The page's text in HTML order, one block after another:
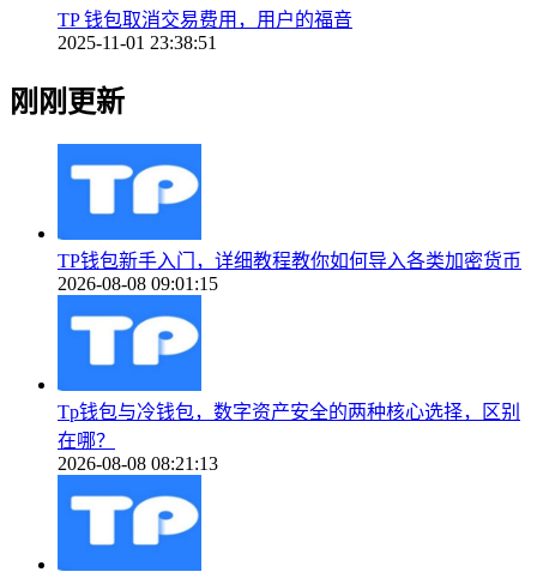
TP 钱包取消交易费用，用户的福音
2025-11-01 23:38:51
刚刚更新
TP钱包新手入门，详细教程教你如何导入各类加密货币
2026-08-08 09:01:15
Tp钱包与冷钱包，数字资产安全的两种核心选择，区别
在哪？
2026-08-08 08:21:13